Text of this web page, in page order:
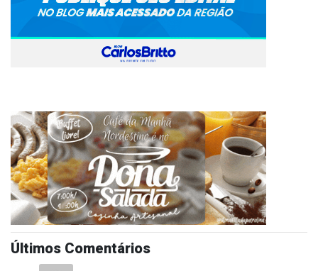
Últimos Comentários